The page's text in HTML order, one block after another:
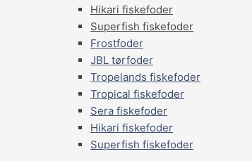
Hikari fiskefoder
Superfish fiskefoder
Frostfoder
JBL tørfoder
Tropelands fiskefoder
Tropical fiskefoder
Sera fiskefoder
Hikari fiskefoder
Superfish fiskefoder